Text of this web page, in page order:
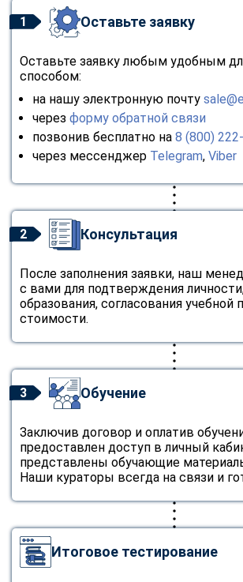
1 Оставьте заявку
Оставьте заявку любым удобным
способом:
на нашу электронную почту
через форму обратной связи
позвонив бесплатно на 8 (800)
через мессенджер Telegram, Viber
2 Консультация
После заполнения заявки, наш
с вами для подтверждения
образования, согласования
стоимости.
3 Обучение
Заключив договор и оплатив
предоставлен доступ в личный
представлены обучающие
Наши кураторы всегда на связи и
Итоговое тестирование